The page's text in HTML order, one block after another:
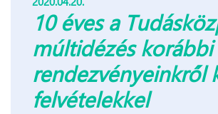
10 éves a
múltidézés korábbi
rendezvényeinkről
felvételekkel